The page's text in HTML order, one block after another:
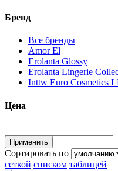
Бренд
Все бренды
Amor El
Erolanta Glossy
Erolanta Lingerie
Inttw Euro Cosmetics
Цена
Сортировать по
сеткой списком таблицей